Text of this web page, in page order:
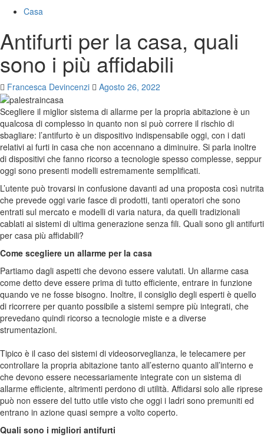
Casa
Antifurti per la casa, quali
sono i più affidabili
Francesca Devincenzi Agosto 26, 2022
Scegliere il miglior sistema di allarme per la propria abitazione è un
qualcosa di complesso in quanto non si può correre il rischio di
sbagliare: l’antifurto è un dispositivo indispensabile oggi, con i dati
relativi ai furti in casa che non accennano a diminuire. Si parla inoltre
di dispositivi che fanno ricorso a tecnologie spesso complesse, seppur
oggi sono presenti modelli estremamente semplificati.
L’utente può trovarsi in confusione davanti ad una proposta così nutrita
che prevede oggi varie fasce di prodotti, tanti operatori che sono
entrati sul mercato e modelli di varia natura, da quelli tradizionali
cablati ai sistemi di ultima generazione senza fili. Quali sono gli antifurti
per casa più affidabili?
Come scegliere un allarme per la casa
Partiamo dagli aspetti che devono essere valutati. Un allarme casa
come detto deve essere prima di tutto efficiente, entrare in funzione
quando ve ne fosse bisogno. Inoltre, il consiglio degli esperti è quello
di ricorrere per quanto possibile a sistemi sempre più integrati, che
prevedano quindi ricorso a tecnologie miste e a diverse
strumentazioni.
Tipico è il caso dei sistemi di videosorveglianza, le telecamere per
controllare la propria abitazione tanto all’esterno quanto all’interno e
che devono essere necessariamente integrate con un sistema di
allarme efficiente, altrimenti perdono di utilità. Affidarsi solo alle riprese
può non essere del tutto utile visto che oggi i ladri sono premuniti ed
entrano in azione quasi sempre a volto coperto.
Quali sono i migliori antifurti